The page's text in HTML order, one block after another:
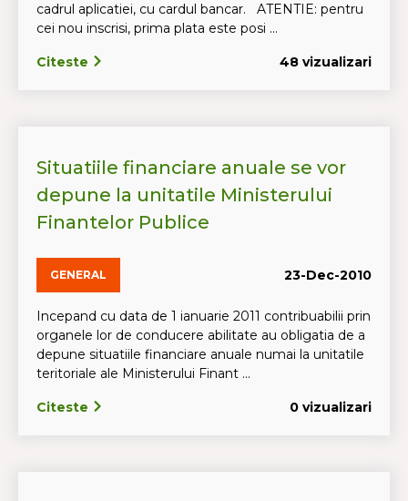
cadrul aplicatiei, cu cardul bancar. ATENTIE: pentru
cei nou inscrisi, prima plata este posi ...
Citeste 48 vizualizari
Situatiile financiare anuale se vor
depune la unitatile Ministerului
Finantelor Publice
GENERAL 23-Dec-2010
Incepand cu data de 1 ianuarie 2011 contribuabilii prin
organele lor de conducere abilitate au obligatia de a
depune situatiile financiare anuale numai la unitatile
teritoriale ale Ministerului Finant ...
Citeste 0 vizualizari